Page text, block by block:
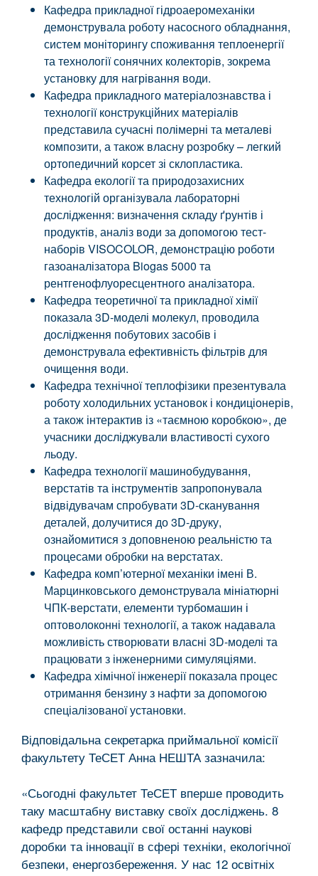
Кафедра прикладної гідроаеромеханіки
демонструвала роботу насосного обладнання,
систем моніторингу споживання теплоенергії
та технології сонячних колекторів, зокрема
установку для нагрівання води.
Кафедра прикладного матеріалознавства і
технології конструкційних матеріалів
представила сучасні полімерні та металеві
композити, а також власну розробку – легкий
ортопедичний корсет зі склопластика.
Кафедра екології та природозахисних
технологій організувала лабораторні
дослідження: визначення складу ґрунтів і
продуктів, аналіз води за допомогою тест-
наборів VISOCOLOR, демонстрацію роботи
газоаналізатора Biogas 5000 та
рентгенофлуоресцентного аналізатора.
Кафедра теоретичної та прикладної хімії
показала 3D-моделі молекул, проводила
дослідження побутових засобів і
демонструвала ефективність фільтрів для
очищення води.
Кафедра технічної теплофізики презентувала
роботу холодильних установок і кондиціонерів,
а також інтерактив із «таємною коробкою», де
учасники досліджували властивості сухого
льоду.
Кафедра технології машинобудування,
верстатів та інструментів запропонувала
відвідувачам спробувати 3D-сканування
деталей, долучитися до 3D-друку,
ознайомитися з доповненою реальністю та
процесами обробки на верстатах.
Кафедра комп’ютерної механіки імені В.
Марцинковського демонструвала мініатюрні
ЧПК-верстати, елементи турбомашин і
оптоволоконні технології, а також надавала
можливість створювати власні 3D-моделі та
працювати з інженерними симуляціями.
Кафедра хімічної інженерії показала процес
отримання бензину з нафти за допомогою
спеціалізованої установки.
Відповідальна секретарка приймальної комісії
факультету ТеСЕТ Анна НЕШТА зазначила:
«Сьогодні факультет ТеСЕТ вперше проводить
таку масштабну виставку своїх досліджень. 8
кафедр представили свої останні наукові
доробки та інновації в сфері техніки, екологічної
безпеки, енергозбереження. У нас 12 освітніх